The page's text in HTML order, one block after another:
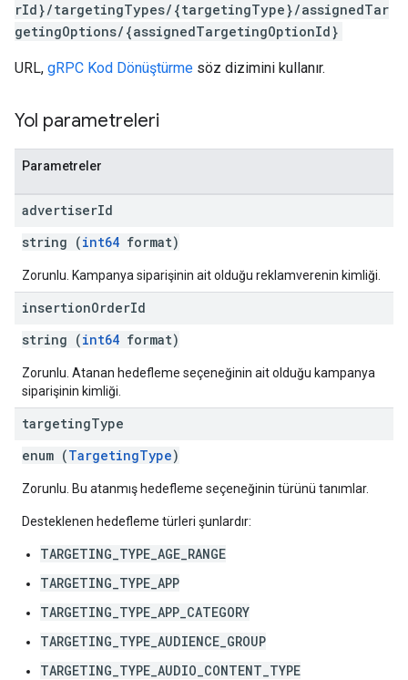
rId}/targetingTypes/{targetingType}/assignedTar
getingOptions/{assignedTargetingOptionId}
URL, gRPC Kod Dönüştürme söz dizimini kullanır.
Yol parametreleri
Parametreler
advertiserId
string (int64 format)
Zorunlu. Kampanya siparişinin ait olduğu reklamverenin kimliği.
insertionOrderId
string (int64 format)
Zorunlu. Atanan hedefleme seçeneğinin ait olduğu kampanya
siparişinin kimliği.
targetingType
enum (TargetingType)
Zorunlu. Bu atanmış hedefleme seçeneğinin türünü tanımlar.
Desteklenen hedefleme türleri şunlardır:
TARGETING_TYPE_AGE_RANGE
TARGETING_TYPE_APP
TARGETING_TYPE_APP_CATEGORY
TARGETING_TYPE_AUDIENCE_GROUP
TARGETING_TYPE_AUDIO_CONTENT_TYPE